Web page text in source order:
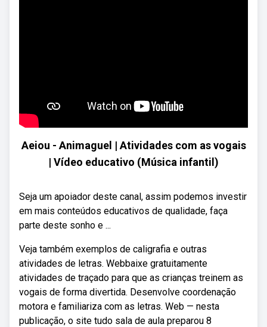
Aeiou - Animaguel | Atividades com as vogais
| Vídeo educativo (Música infantil)
Seja um apoiador deste canal, assim podemos investir
em mais conteúdos educativos de qualidade, faça
parte deste sonho e ...
Veja também exemplos de caligrafia e outras
atividades de letras. Webbaixe gratuitamente
atividades de traçado para que as crianças treinem as
vogais de forma divertida. Desenvolve coordenação
motora e familiariza com as letras. Web — nesta
publicação, o site tudo sala de aula preparou 8